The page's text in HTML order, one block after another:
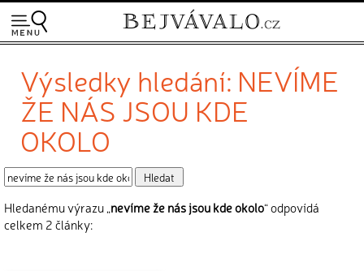
Výsledky hledání: NEVÍME
ŽE NÁS JSOU KDE
OKOLO
Hledanému výrazu „nevíme že nás jsou kde okolo“ odpovídá
celkem 2 články: